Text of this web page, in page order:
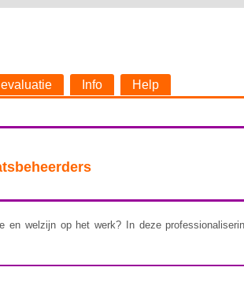
Info Help
en welzijn op het werk? In deze